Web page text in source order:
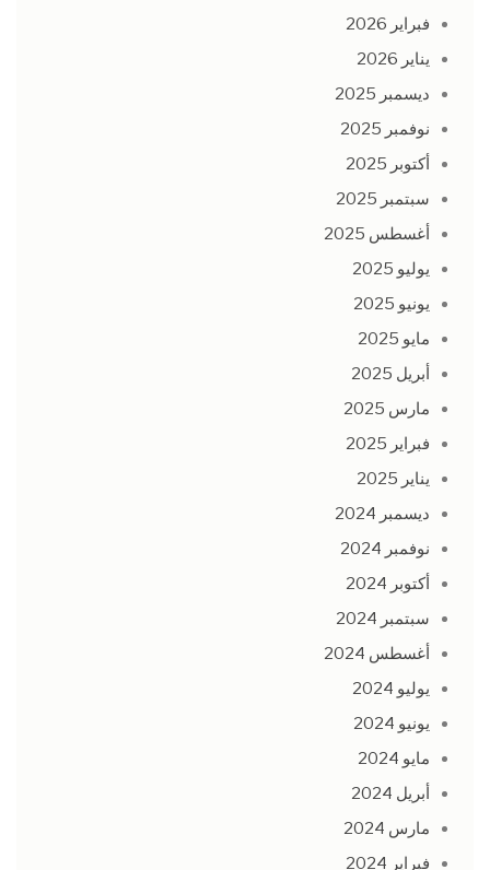
فبراير 2026
يناير 2026
ديسمبر 2025
نوفمبر 2025
أكتوبر 2025
سبتمبر 2025
أغسطس 2025
يوليو 2025
يونيو 2025
مايو 2025
أبريل 2025
مارس 2025
فبراير 2025
يناير 2025
ديسمبر 2024
نوفمبر 2024
أكتوبر 2024
سبتمبر 2024
أغسطس 2024
يوليو 2024
يونيو 2024
مايو 2024
أبريل 2024
مارس 2024
فبراير 2024